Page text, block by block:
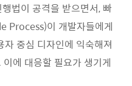
법이 공격을 받으면서, 빠
Process)이 개발자들에게
중심 디자인에 익숙해져
에 대응할 필요가 생기게